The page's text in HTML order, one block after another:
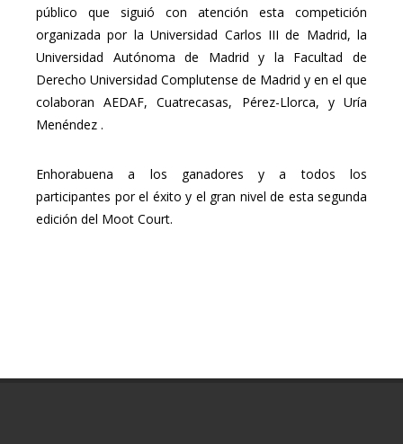
público que siguió con atención esta competición
organizada por la Universidad Carlos III de Madrid, la
Universidad Autónoma de Madrid y la Facultad de
Derecho Universidad Complutense de Madrid y en el que
colaboran AEDAF, Cuatrecasas, Pérez-Llorca, y Uría
Menéndez .
Enhorabuena a los ganadores y a todos los
participantes por el éxito y el gran nivel de esta segunda
edición del Moot Court.